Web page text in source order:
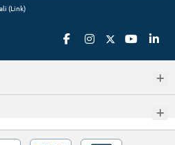
(Link)